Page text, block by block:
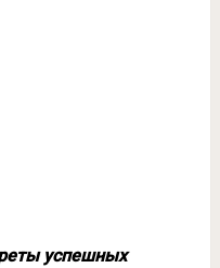
успешных